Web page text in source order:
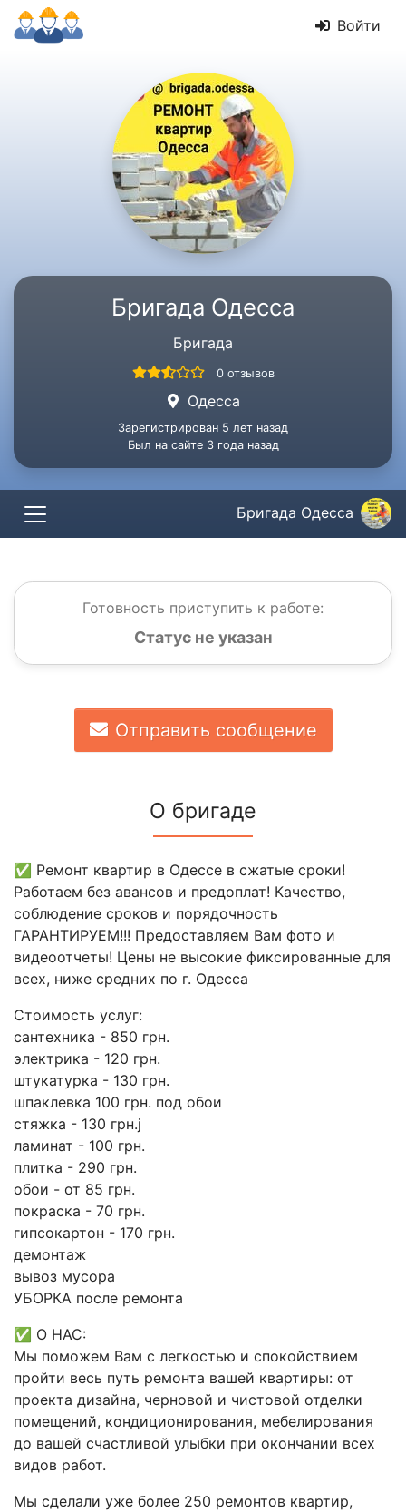
Войти
Бригада Одесса
Бригада
0 отзывов
Одесса
Зарегистрирован 5 лет назад
Был на сайте 3 года назад
Бригада Одесса
Готовность приступить к работе:
Статус не указан
Отправить сообщение
О бригаде
✅ Ремонт квартир в Одессе в сжатые сроки!
Работаем без авансов и предоплат! Качество,
соблюдение сроков и порядочность
ГАРАНТИРУЕМ!!! Предоставляем Вам фото и
видеоотчеты! Цены не высокие фиксированные для
всех, ниже средних по г. Одесса
Стоимость услуг:
сантехника - 850 грн.
электрика - 120 грн.
штукатурка - 130 грн.
шпаклевка 100 грн. под обои
стяжка - 130 грн.j
ламинат - 100 грн.
плитка - 290 грн.
обои - от 85 грн.
покраска - 70 грн.
гипсокартон - 170 грн.
демонтаж
вывоз мусора
УБОРКА после ремонта
✅ О НАС:
Мы поможем Вам с легкостью и спокойствием
пройти весь путь ремонта вашей квартиры: от
проекта дизайна, черновой и чистовой отделки
помещений, кондиционирования, мебелирования
до вашей счастливой улыбки при окончании всех
видов работ.
Мы сделали уже более 250 ремонтов квартир,